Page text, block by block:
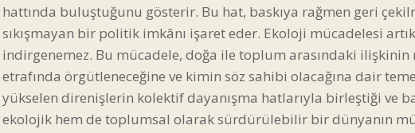
hattında buluştuğunu gösterir. Bu hat, baskıya rağmen geri
sıkışmayan bir politik imkânı işaret eder. Ekoloji mücadelesi
indirgenemez. Bu mücadele, doğa ile toplum arasındaki ilişkinin
etrafında örgütleneceğine ve kimin söz sahibi olacağına dair
yükselen direnişlerin kolektif dayanışma hatlarıyla birleştiği ve
ekolojik hem de toplumsal olarak sürdürülebilir bir dünyanın